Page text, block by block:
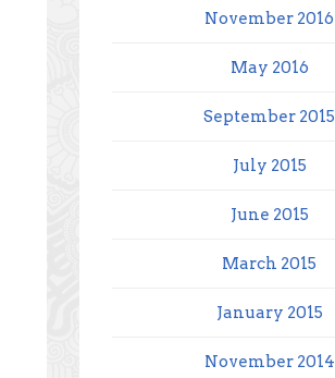
November 2016
May 2016
September 2015
July 2015
June 2015
March 2015
January 2015
November 2014